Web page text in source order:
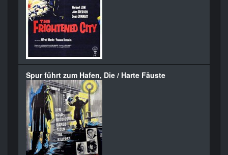
Spur führt zum Hafen, Die / Harte Fäuste